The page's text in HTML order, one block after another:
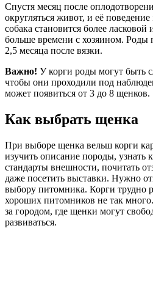
Спустя месяц после
округляться живот, и её
собака становится более ласковой
больше времени с хозяином. Роды
2,5 месяца после вязки.
Важно! У корги роды могут быть
чтобы они проходили под
может появиться от 3 до 8 щенков.
Как выбрать щенка
При выборе щенка вельш корги
изучить описание породы, узнать
стандарты внешности, почитать
даже посетить выставки. Нужно
выбору питомника. Корги трудно
хороших питомников не так
за городом, где щенки могут
развиваться.